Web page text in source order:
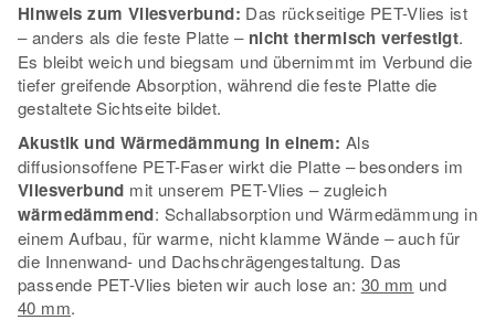
Hinweis zum Vliesverbund: Das rückseitige PET-Vlies ist
– anders als die feste Platte – nicht thermisch verfestigt.
Es bleibt weich und biegsam und übernimmt im Verbund die
tiefer greifende Absorption, während die feste Platte die
gestaltete Sichtseite bildet.
Akustik und Wärmedämmung in einem: Als
diffusionsoffene PET-Faser wirkt die Platte – besonders im
Vliesverbund mit unserem PET-Vlies – zugleich
wärmedämmend: Schallabsorption und Wärmedämmung in
einem Aufbau, für warme, nicht klamme Wände – auch für
die Innenwand- und Dachschrägengestaltung. Das
passende PET-Vlies bieten wir auch lose an: 30 mm und
40 mm.